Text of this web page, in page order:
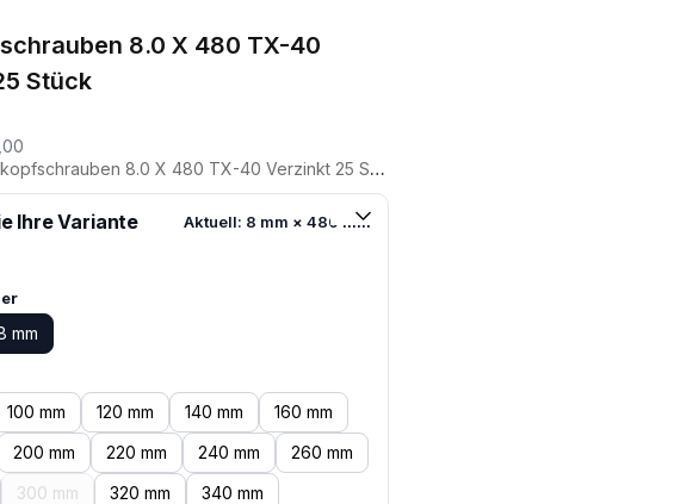
8.0 X 480 TX-40
Stück
8.0 X 480 TX-40 Verzinkt 25 Stück
Ihre Variante Aktuell: 8 mm × 480 mm
mm
100 mm 120 mm 140 mm
160 mm
200 mm 220 mm 240 mm
260 mm
300 mm 320 mm
340 mm